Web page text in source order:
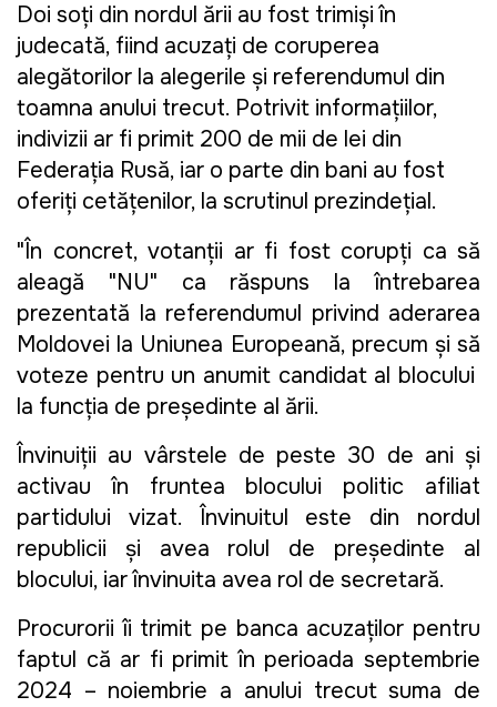
Doi soți din nordul ţării au fost trimişi în
judecată, fiind acuzaţi de coruperea
alegătorilor la alegerile și referendumul din
toamna anului trecut. Potrivit informaţiilor,
indivizii ar fi primit 200 de mii de lei din
Federaţia Rusă, iar o parte din bani au fost
oferiţi cetăţenilor, la scrutinul prezindeţial.
"În concret, votanții ar fi fost corupți ca să
aleagă "NU" ca răspuns la întrebarea
prezentată la referendumul privind aderarea
Moldovei la Uniunea Europeană, precum și să
voteze pentru un anumit candidat al blocului
la funcția de președinte al țării.
Învinuiții au vârstele de peste 30 de ani și
activau în fruntea blocului politic afiliat
partidului vizat. Învinuitul este din nordul
republicii și avea rolul de președinte al
blocului, iar învinuita avea rol de secretară.
Procurorii îi trimit pe banca acuzaților pentru
faptul că ar fi primit în perioada septembrie
2024 – noiembrie a anului trecut suma de